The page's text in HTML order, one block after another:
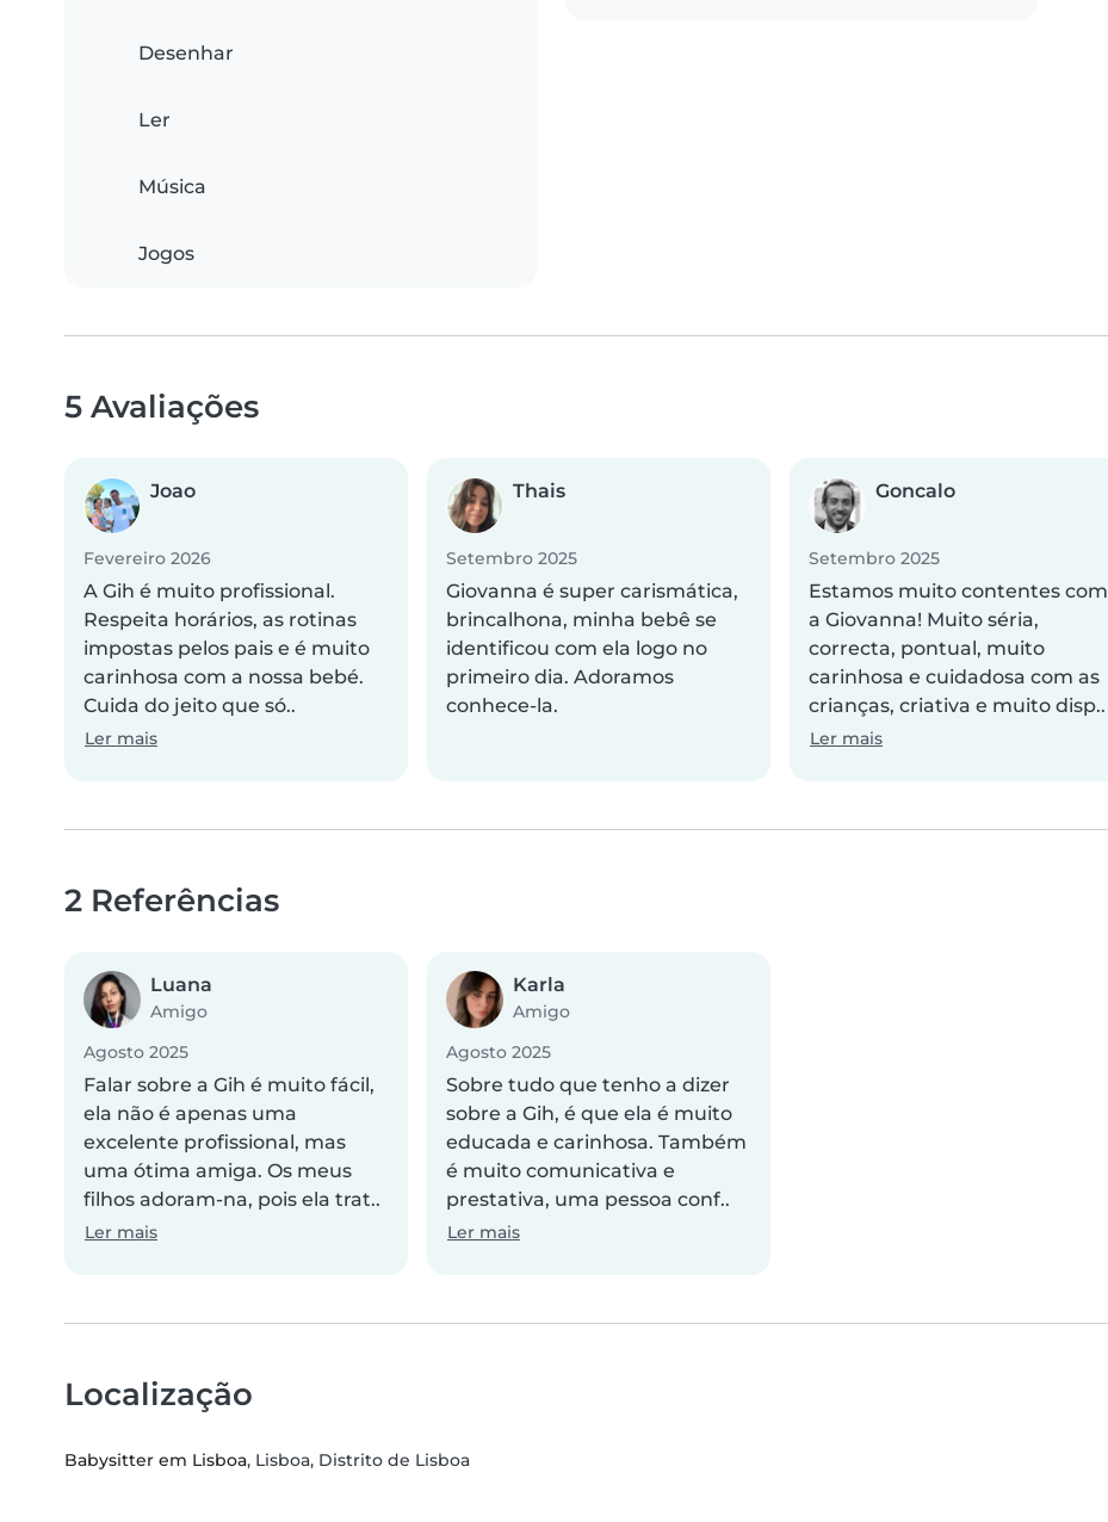
Desenhar
Ler
Música
Jogos
5 Avaliações
Joao
Fevereiro 2026
A Gih é muito profissional.
Respeita horários, as rotinas
impostas pelos pais e é muito
carinhosa com a nossa bebé.
Cuida do jeito que só..
Ler mais
Thais
Setembro 2025
Giovanna é super carismática,
brincalhona, minha bebê se
identificou com ela logo no
primeiro dia. Adoramos
conhece-la.
Goncalo
Setembro 2025
Estamos muito contentes com
a Giovanna! Muito séria,
correcta, pontual, muito
carinhosa e cuidadosa com as
crianças, criativa e muito disp..
Ler mais
2 Referências
Luana
Amigo
Agosto 2025
Falar sobre a Gih é muito fácil,
ela não é apenas uma
excelente profissional, mas
uma ótima amiga. Os meus
filhos adoram-na, pois ela trat..
Ler mais
Karla
Amigo
Agosto 2025
Sobre tudo que tenho a dizer
sobre a Gih, é que ela é muito
educada e carinhosa. Também
é muito comunicativa e
prestativa, uma pessoa conf..
Ler mais
Localização
Babysitter em Lisboa, Lisboa, Distrito de Lisboa